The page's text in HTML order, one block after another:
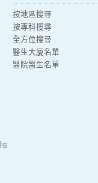
按地區搜尋
按專科搜尋
全方位搜尋
醫生大廈名單
醫院醫生名單